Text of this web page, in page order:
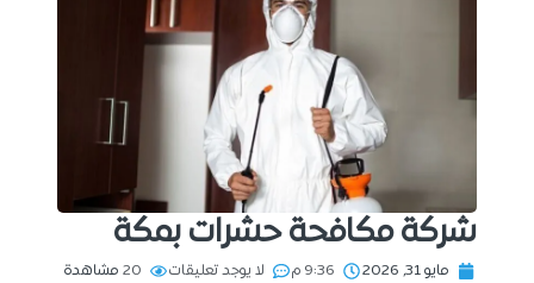
شركة مكافحة حشرات بمكة
مايو 31, 2026 9:36 م لا يوجد تعليقات 20 مشاهدة